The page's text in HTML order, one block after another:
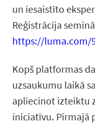
un iesaistīto
Reģistrācija
https://luma.com/
Kopš platformas
uzsaukumu laikā
apliecinot izteiktu
iniciatīvu. Pirmajā